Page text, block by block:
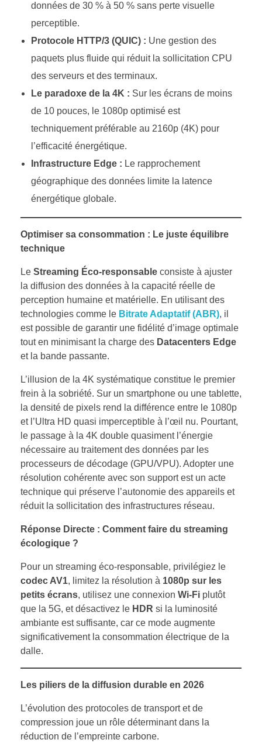
données de 30 % à 50 % sans perte visuelle
perceptible.
Protocole HTTP/3 (QUIC) : Une gestion des
paquets plus fluide qui réduit la sollicitation CPU
des serveurs et des terminaux.
Le paradoxe de la 4K : Sur les écrans de moins
de 10 pouces, le 1080p optimisé est
techniquement préférable au 2160p (4K) pour
l’efficacité énergétique.
Infrastructure Edge : Le rapprochement
géographique des données limite la latence
énergétique globale.
Optimiser sa consommation : Le juste équilibre
technique
Le Streaming Éco-responsable consiste à ajuster
la diffusion des données à la capacité réelle de
perception humaine et matérielle. En utilisant des
technologies comme le Bitrate Adaptatif (ABR), il
est possible de garantir une fidélité d’image optimale
tout en minimisant la charge des Datacenters Edge
et la bande passante.
L’illusion de la 4K systématique constitue le premier
frein à la sobriété. Sur un smartphone ou une tablette,
la densité de pixels rend la différence entre le 1080p
et l’Ultra HD quasi imperceptible à l’œil nu. Pourtant,
le passage à la 4K double quasiment l’énergie
nécessaire au traitement des données par les
processeurs de décodage (GPU/VPU). Adopter une
résolution cohérente avec son support est un acte
technique qui préserve l’autonomie des appareils et
réduit la sollicitation des infrastructures réseau.
Réponse Directe : Comment faire du streaming
écologique ?
Pour un streaming éco-responsable, privilégiez le
codec AV1, limitez la résolution à 1080p sur les
petits écrans, utilisez une connexion Wi-Fi plutôt
que la 5G, et désactivez le HDR si la luminosité
ambiante est suffisante, car ce mode augmente
significativement la consommation électrique de la
dalle.
Les piliers de la diffusion durable en 2026
L’évolution des protocoles de transport et de
compression joue un rôle déterminant dans la
réduction de l’empreinte carbone.